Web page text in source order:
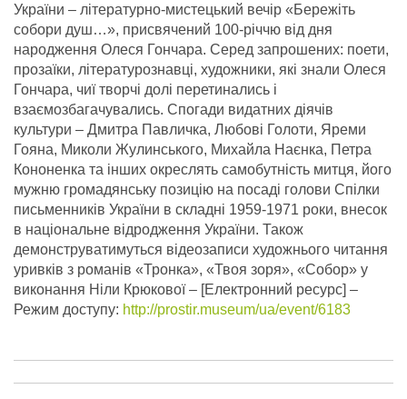
України – літературно-мистецький вечір «Бережіть
собори душ…», присвячений 100-річчю від дня
народження Олеся Гончара. Серед запрошених: поети,
прозаїки, літературознавці, художники, які знали Олеся
Гончара, чиї творчі долі перетинались і
взаємозбагачувались. Спогади видатних діячів
культури – Дмитра Павличка, Любові Голоти, Яреми
Гояна, Миколи Жулинського, Михайла Наєнка, Петра
Кононенка та інших окреслять самобутність митця, його
мужню громадянську позицію на посаді голови Спілки
письменників України в складні 1959-1971 роки, внесок
в національне відродження України. Також
демонструватимуться відеозаписи художнього читання
уривків з романів «Тронка», «Твоя зоря», «Собор» у
виконання Ніли Крюкової – [Електронний ресурс] –
Режим доступу: http://prostir.museum/ua/event/6183